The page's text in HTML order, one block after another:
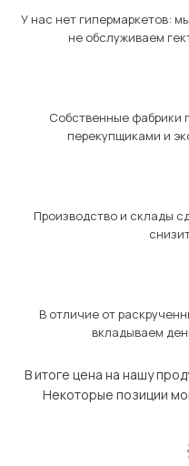
У нас нет гипермаркетов:
не обслуживаем
Собственные фабрики
перекупщиками и
Производство и склады
В отличие от
вкладываем
В итоге цена на нашу
Некоторые позиции